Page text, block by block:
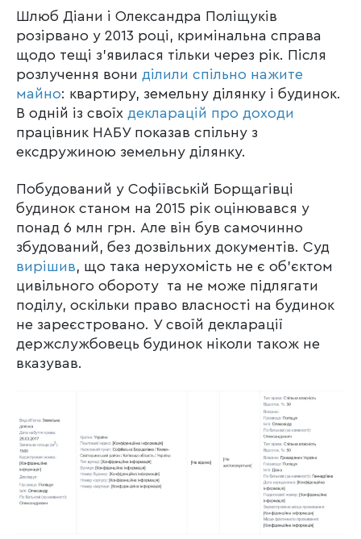
Шлюб Діани і Олександра Поліщуків
розірвано у 2013 році, кримінальна справа
щодо тещі з’явилася тільки через рік. Після
розлучення вони ділили спільно нажите
майно: квартиру, земельну ділянку і будинок.
В одній із своїх декларацій про доходи
працівник НАБУ показав спільну з
ексдружиною земельну ділянку.
Побудований у Софіївській Борщагівці
будинок станом на 2015 рік оцінювався у
понад 6 млн грн. Але він був самочинно
збудований, без дозвільних документів. Суд
вирішив, що така нерухомість не є об’єктом
цивільного обороту та не може підлягати
поділу, оскільки право власності на будинок
не зареєстровано. У своїй декларації
держслужбовець будинок ніколи також не
вказував.